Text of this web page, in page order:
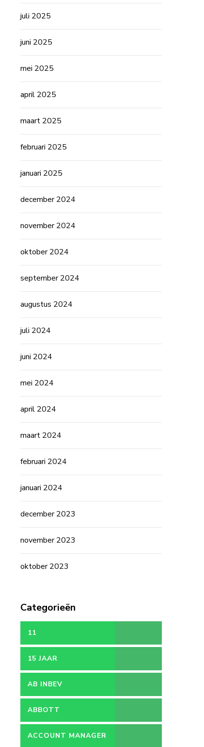
juli 2025
juni 2025
mei 2025
april 2025
maart 2025
februari 2025
januari 2025
december 2024
november 2024
oktober 2024
september 2024
augustus 2024
juli 2024
juni 2024
mei 2024
april 2024
maart 2024
februari 2024
januari 2024
december 2023
november 2023
oktober 2023
Categorieën
11
15 JAAR
AB INBEV
ABBOTT
ACCOUNT MANAGER